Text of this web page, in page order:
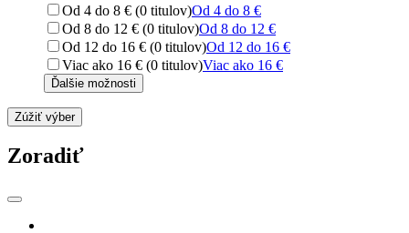
Od 4 do 8 € (0 titulov)Od 4 do 8 €
Od 8 do 12 € (0 titulov)Od 8 do 12 €
Od 12 do 16 € (0 titulov)Od 12 do 16 €
Viac ako 16 € (0 titulov)Viac ako 16 €
Ďalšie možnosti
Zúžiť výber
Zoradiť